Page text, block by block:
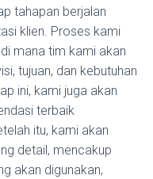
tahapan berjalan
klien. Proses kami
mana tim kami akan
tujuan, dan kebutuhan
ini, kami juga akan
terbaik
itu, kami akan
detail, mencakup
akan digunakan,